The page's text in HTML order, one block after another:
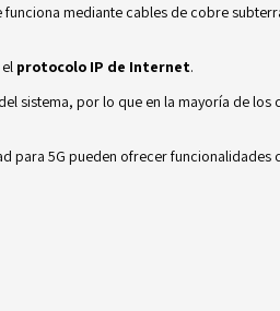
funciona mediante cables de cobre
protocolo IP de Internet.
sistema, por lo que en la mayoría de los
para 5G pueden ofrecer funcionalidades